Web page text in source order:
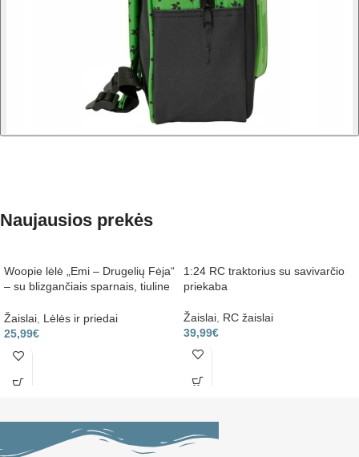
Naujausios prekės
Woopie lėlė „Emi – Drugelių Fėja“
– su blizgančiais sparnais, tiuline
Žaislai Lėlės ir priedai
25,99€
1:24 RC traktorius su savivarčio
priekaba
Žaislai RC žaislai
39,99€